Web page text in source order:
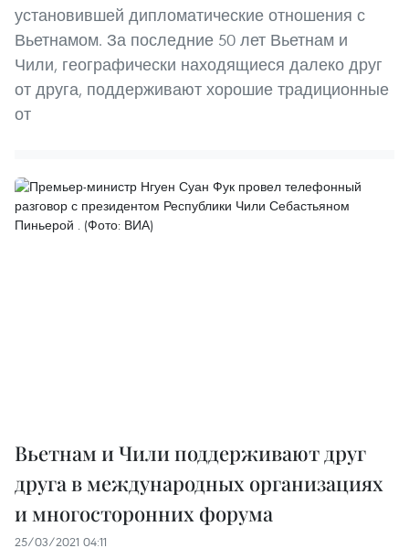
установившей дипломатические отношения с
Вьетнамом. За последние 50 лет Вьетнам и
Чили, географически находящиеся далеко друг
от друга, поддерживают хорошие традиционные
от
Вьетнам и Чили поддерживают друг
друга в международных организациях
и многосторонних форума
25/03/2021 04:11